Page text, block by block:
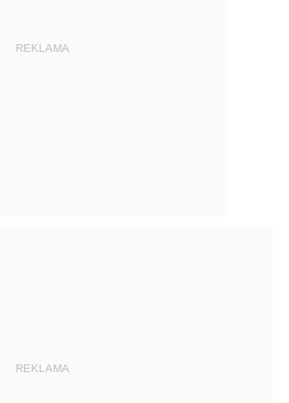
REKLAMA
REKLAMA